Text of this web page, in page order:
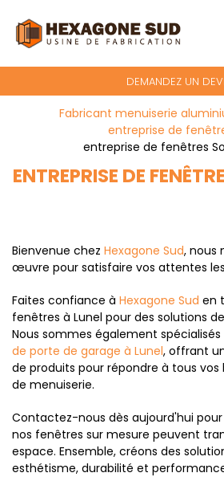
DEMANDEZ UN
Fabricant menuiserie
entreprise de
entreprise de fenêtres
ENTREPRISE DE
Bienvenue chez Hexagone Sud, nous
œuvre pour satisfaire vos attentes
Faites confiance à Hexagone Sud en
fenêtres à Lunel pour des solutions
Nous sommes également
de porte de garage à Lunel, offrant
de produits pour répondre à tous
de menuiserie.
Contactez-nous dès aujourd'hui
nos fenêtres sur mesure peuvent
espace. Ensemble, créons des
esthétisme, durabilité et